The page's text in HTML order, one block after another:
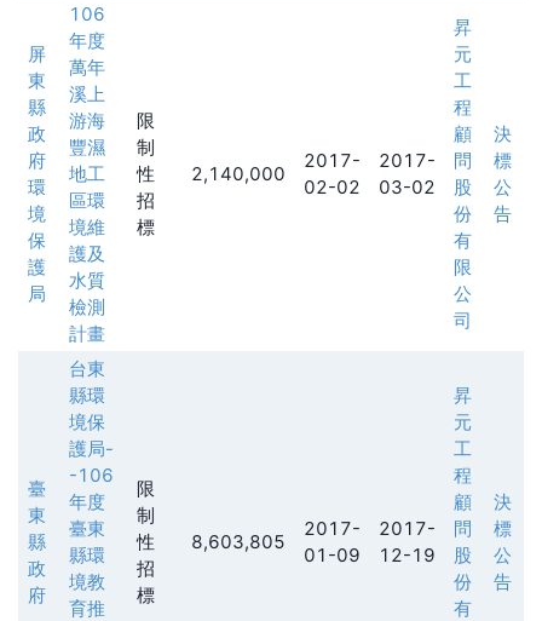
屏
東
縣
政
府
環
境
保
護
局
106
年度
萬年
溪上
游海
豐濕
地工
區環
境維
護及
水質
檢測
計畫
限
制
性
招
標
2,140,000
2017-
02-02
2017-
03-02
昇
元
工
程
顧
問
股
份
有
限
公
司
決
標
公
告
臺
東
縣
政
府
台東
縣環
境保
護局-
-106
年度
臺東
縣環
境教
育推
限
制
性
招
標
8,603,805
2017-
01-09
2017-
12-19
昇
元
工
程
顧
問
股
份
有
決
標
公
告